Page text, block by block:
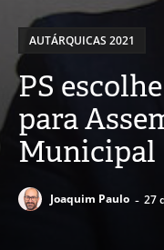
AUTÁRQUICAS 2021
PS
para
Municipal
Joaquim Paulo - 27